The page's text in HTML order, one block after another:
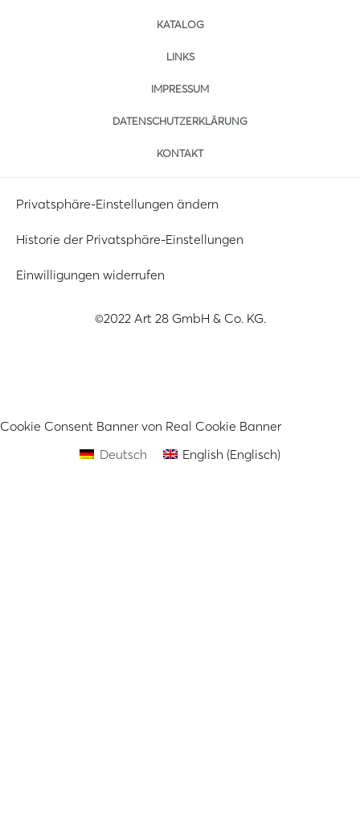
KATALOG
LINKS
IMPRESSUM
DATENSCHUTZERKLÄRUNG
KONTAKT
Privatsphäre-Einstellungen ändern
Historie der Privatsphäre-Einstellungen
Einwilligungen widerrufen
©2022 Art 28 GmbH & Co. KG.
Cookie Consent Banner von Real Cookie Banner
Deutsch
English (Englisch)